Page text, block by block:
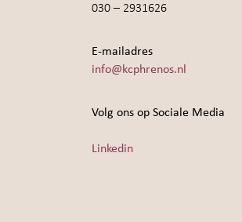
030 – 2931626
E-mailadres
info@kcphrenos.nl
Volg ons op Sociale Media
Linkedin